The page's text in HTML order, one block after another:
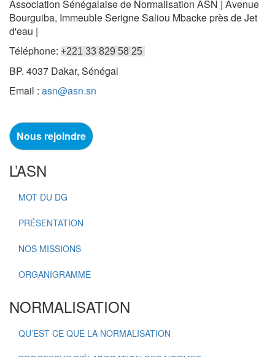
Association Sénégalaise de Normalisation ASN | Avenue
Bourguiba, Immeuble Serigne Saliou Mbacke près de Jet
d'eau |
Téléphone: +221 33 829 58 25
BP. 4037 Dakar, Sénégal
Email : asn@asn.sn
Nous rejoindre
L’ASN
MOT DU DG
PRÉSENTATION
NOS MISSIONS
ORGANIGRAMME
NORMALISATION
QU’EST CE QUE LA NORMALISATION